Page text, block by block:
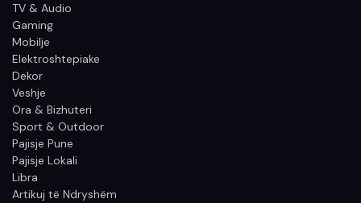
TV & Audio
Gaming
Mobilje
Elektroshtepiake
Dekor
Veshje
Ora & Bizhuteri
Sport & Outdoor
Pajisje Pune
Pajisje Lokali
Libra
Artikuj të Ndryshëm